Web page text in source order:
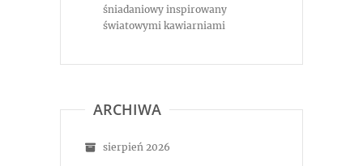
śniadaniowy inspirowany
światowymi kawiarniami
ARCHIWA
sierpień 2026